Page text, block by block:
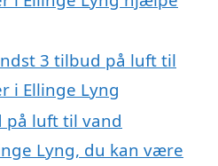
3 tilbud på luft til
i Ellinge Lyng
på luft til vand
Lyng, du kan være